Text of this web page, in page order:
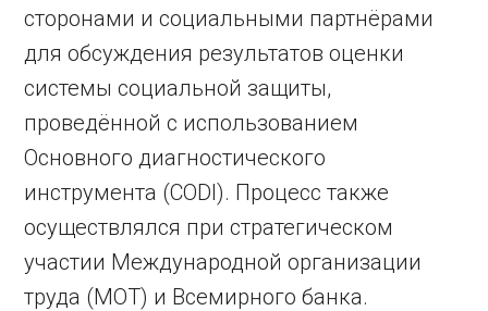
сторонами и социальными партнёрами
для обсуждения результатов оценки
системы социальной защиты,
проведённой с использованием
Основного диагностического
инструмента (CODI). Процесс также
осуществлялся при стратегическом
участии Международной организации
труда (МОТ) и Всемирного банка.